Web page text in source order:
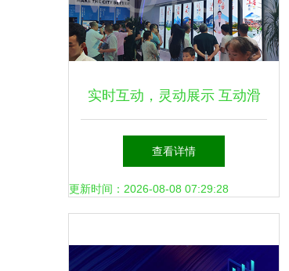
实时互动，灵动展示 互动滑
轨屏如何引领数字文化新体验
查看详情
更新时间：2026-08-08 07:29:28